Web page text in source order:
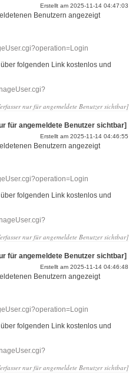
Erstellt am 2025-11-14 04:47:03
Benutzern angezeigt
folgenden Link kostenlos und
nur für angemeldete Benutzer sichtbar]
für angemeldete Benutzer sichtbar]
Erstellt am 2025-11-14 04:46:55
Benutzern angezeigt
folgenden Link kostenlos und
nur für angemeldete Benutzer sichtbar]
für angemeldete Benutzer sichtbar]
Erstellt am 2025-11-14 04:46:48
Benutzern angezeigt
folgenden Link kostenlos und
nur für angemeldete Benutzer sichtbar]